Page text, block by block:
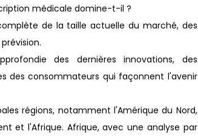
médicale domine-t-il ?
de la taille actuelle du marché, des
des dernières innovations, des
des consommateurs qui façonnent l'avenir
régions, notamment l'Amérique du Nord,
et l'Afrique. Afrique, avec une analyse par